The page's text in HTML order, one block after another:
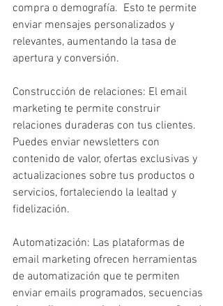
compra o demografía.  Esto te permite
enviar mensajes personalizados y
relevantes, aumentando la tasa de
apertura y conversión.
Construcción de relaciones: El email
marketing te permite construir
relaciones duraderas con tus clientes.
Puedes enviar newsletters con
contenido de valor, ofertas exclusivas y
actualizaciones sobre tus productos o
servicios, fortaleciendo la lealtad y
fidelización.
Automatización: Las plataformas de
email marketing ofrecen herramientas
de automatización que te permiten
enviar emails programados, secuencias